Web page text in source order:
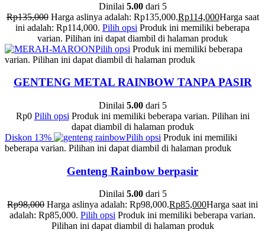
Dinilai 5.00dari 5
Rp135,000 Harga aslinya adalah: Rp135,000.Rp114,000Harga saat
ini adalah: Rp114,000. Pilih opsi Produk ini memiliki beberapa
varian. Pilihan ini dapat diambil di halaman produk
Pilih opsi Produk ini memiliki beberapa
varian. Pilihan ini dapat diambil di halaman produk
GENTENG METAL RAINBOW TANPA PASIR
Dinilai 5.00dari 5
Rp0 Pilih opsi Produk ini memiliki beberapa varian. Pilihan ini
dapat diambil di halaman produk
Diskon 13% Pilih opsi Produk ini memiliki
beberapa varian. Pilihan ini dapat diambil di halaman produk
Genteng Rainbow berpasir
Dinilai 5.00dari 5
Rp98,000 Harga aslinya adalah: Rp98,000.Rp85,000Harga saat ini
adalah: Rp85,000. Pilih opsi Produk ini memiliki beberapa varian.
Pilihan ini dapat diambil di halaman produk